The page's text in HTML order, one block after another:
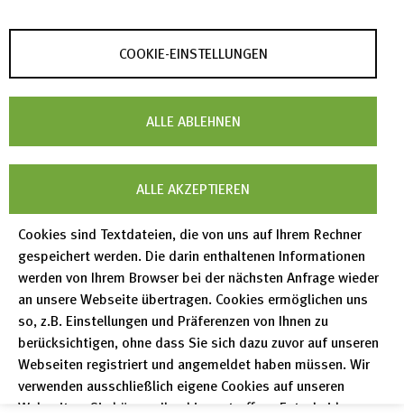
COOKIE-EINSTELLUNGEN
ALLE ABLEHNEN
ALLE AKZEPTIEREN
Cookies sind Textdateien, die von uns auf Ihrem Rechner
gespeichert werden. Die darin enthaltenen Informationen
werden von Ihrem Browser bei der nächsten Anfrage wieder
an unsere Webseite übertragen. Cookies ermöglichen uns
so, z.B. Einstellungen und Präferenzen von Ihnen zu
berücksichtigen, ohne dass Sie sich dazu zuvor auf unseren
Webseiten registriert und angemeldet haben müssen. Wir
verwenden ausschließlich eigene Cookies auf unseren
Webseiten. Sie können Ihre hier getroffene Entscheidung
Erfolgskennzahlen definieren. Als Nächstes werden
wir die Daten von swMATH mit anderen Software-
vollständigeres Bild zu erhalten. Schließlich
entwickeln und testen wir den Prototyp eines
Empfehlungssystems, das sowohl die Metadaten
eines Tools als auch dessen tatsächlichen Code
analysiert, um personalisierte Vorschläge zu
unterbreiten. Das Ergebnis wird ein Dienst sein, der
Mathematikern aktiv die beste Software für ihr
spezifisches Problem empfiehlt, wodurch Zeit
gespart und die Forschungsergebnisse verbessert
werden.